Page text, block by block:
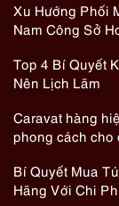
Xu Hướng Phối
Nam Công Sở
Top 4 Bí Quyết
Nên Lịch Lãm
Caravat hàng
phong cách cho
Bí Quyết Mua
Hãng Với Chi